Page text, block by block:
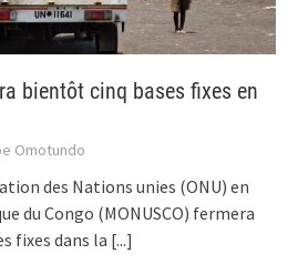
bientôt cinq bases fixes en
Omotundo
des Nations unies (ONU) en
du Congo (MONUSCO) fermera
fixes dans la [...]